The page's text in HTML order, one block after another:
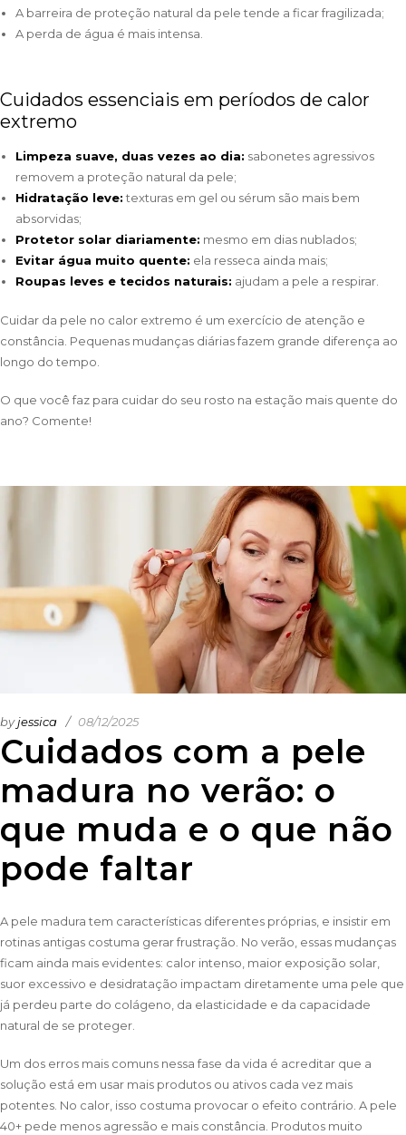
A barreira de proteção natural da pele tende a ficar fragilizada;
A perda de água é mais intensa.
Cuidados essenciais em períodos de calor
extremo
Limpeza suave, duas vezes ao dia: sabonetes agressivos
removem a proteção natural da pele;
Hidratação leve:texturas em gel ou sérum são mais bem
absorvidas;
Protetor solar diariamente: mesmo em dias nublados;
Evitar água muito quente: ela resseca ainda mais;
Roupas leves e tecidos naturais: ajudam a pele a respirar.
Cuidar da pele no calor extremo é um exercício de atenção e
constância. Pequenas mudanças diárias fazem grande diferença ao
longo do tempo.
O que você faz para cuidar do seu rosto na estação mais quente do
ano? Comente!
Cuidados com a pele
madura no verão: o
que muda e o que não
pode faltar
byjessica 08/12/2025
A pele madura tem características diferentes próprias, e insistir em
rotinas antigas costuma gerar frustração. No verão, essas mudanças
ficam ainda mais evidentes: calor intenso, maior exposição solar,
suor excessivo e desidratação impactam diretamente uma pele que
já perdeu parte do colágeno, da elasticidade e da capacidade
natural de se proteger.
Um dos erros mais comuns nessa fase da vida é acreditar que a
solução está em usar mais produtos ou ativos cada vez mais
potentes. No calor, isso costuma provocar o efeito contrário. A pele
40+ pede menos agressão e mais constância. Produtos muito